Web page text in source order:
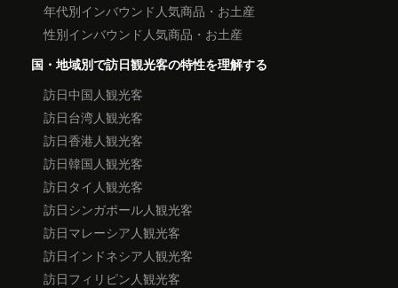
年代別インバウンド人気商品・お土産
性別インバウンド人気商品・お土産
国・地域別で訪日観光客の特性を理解する
訪日中国人観光客
訪日台湾人観光客
訪日香港人観光客
訪日韓国人観光客
訪日タイ人観光客
訪日シンガポール人観光客
訪日マレーシア人観光客
訪日インドネシア人観光客
訪日フィリピン人観光客